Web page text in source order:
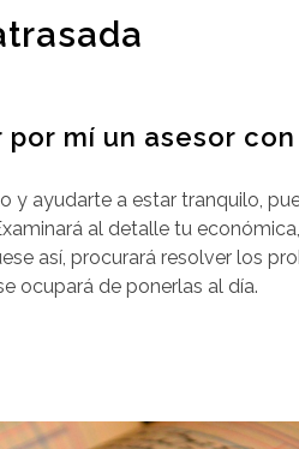
por mí un asesor
y ayudarte a estar tranquilo,
al detalle tu
así, procurará resolver los
ocupará de ponerlas al día.